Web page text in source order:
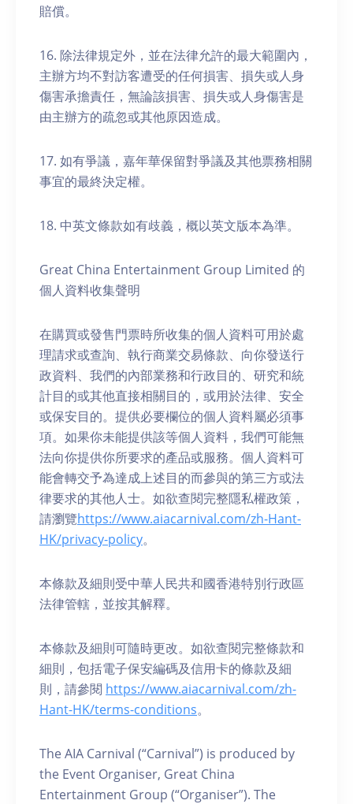
賠償。
16. 除法律規定外，並在法律允許的最大範圍內，
主辦方均不對訪客遭受的任何損害、損失或人身
傷害承擔責任，無論該損害、損失或人身傷害是
由主辦方的疏忽或其他原因造成。
17. 如有爭議，嘉年華保留對爭議及其他票務相關
事宜的最終決定權。
18. 中英文條款如有歧義，概以英文版本為準。
Great China Entertainment Group Limited 的
個人資料收集聲明
在購買或發售門票時所收集的個人資料可用於處
理請求或查詢、執行商業交易條款、向你發送行
政資料、我們的內部業務和行政目的、研究和統
計目的或其他直接相關目的，或用於法律、安全
或保安目的。提供必要欄位的個人資料屬必須事
項。如果你未能提供該等個人資料，我們可能無
法向你提供你所要求的產品或服務。個人資料可
能會轉交予為達成上述目的而參與的第三方或法
律要求的其他人士。如欲查閱完整隱私權政策，
請瀏覽https://www.aiacarnival.com/zh-Hant-
HK/privacy-policy。
本條款及細則受中華人民共和國香港特別行政區
法律管轄，並按其解釋。
本條款及細則可隨時更改。如欲查閱完整條款和
細則，包括電子保安編碼及信用卡的條款及細
則，請參閱 https://www.aiacarnival.com/zh-
Hant-HK/terms-conditions。
The AIA Carnival (“Carnival”) is produced by
the Event Organiser, Great China
Entertainment Group (“Organiser”). The